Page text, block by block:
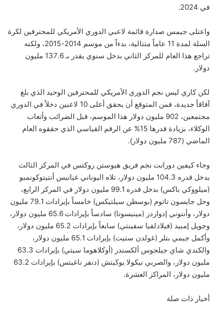
في 2024.
واعتلى جيمس صدارة قائمة لاعبي الدوري الأمريكي للمحترفين لكرة
السلة لمدة 11 عاماً متتالية، بدءاً من موسم 2014-2015، ولكنه
تراجع هذا العام للمركز الثاني بدخل سنوي يقدر بـ 137.6 مليون
دولار.
لكن كاري ليس نجم الدوري الأمريكي للمحترفين الوحيد الذي بلغ
آفاقاً جديدة، فمن المتوقع أن يحقق أعلى 10 لاعبين دخلاً في الدوري
مجتمعين، 902 مليون دولار هذا الموسم، قبل الضرائب وأتعاب
الوكلاء، بزيادة قدرها 15% عن الرقم القياسي الذي حققوه العام
الماضي (787 مليون دولار).
وجاء كيفين دورانت نجم فريق هيوستن روكتس في المركز الثالث
بدخل قدره 104.3 مليون دولار، تلاه اليوناني غيانيس أنتيتوكونمبو
(ميلووكي باكس) بدخل قدره 99.1 مليون دولار في المركز الرابع،
وحل جايسون تاتوم (بوسطن سيلتيكس) خامساً بإيرادات 79.1 مليون
دولار، وأنتوني إدواردز (مينيسوتا) سادساً بإيرادات 65.6 مليون دولار،
وجويل إمبيد (فيلادلفيا سفينتي) سابعاً بإيرادات 65.2 مليون دولار،
وأكمل جيمي بتلر (غولدن ستيت) بإيرادات 65.1 مليون دولار،
والكندي شاي جيلجوس ألكسندر (أوكلاهوما سيتي) بإيرادات 63.3
مليون دولار، والصربي نيكولا يوكيتش (دنفر ناغيتس) بإيرادات 63.2
مليون دولار، المراكز العشرة.
أخبار ذات صلة